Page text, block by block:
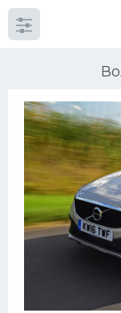
Разное
Красивые фото